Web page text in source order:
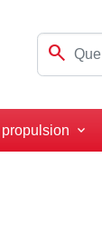
search